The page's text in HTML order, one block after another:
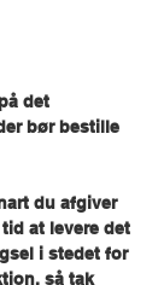
det
bør bestille
du afgiver
at levere det
i stedet for
så tak